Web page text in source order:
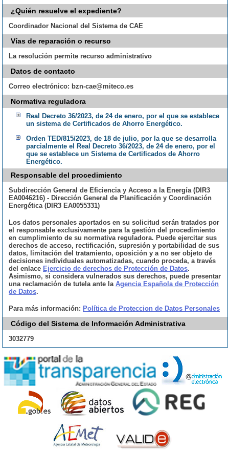
¿Quién resuelve el expediente?
Coordinador Nacional del Sistema de CAE
Vías de reparación o recurso
La resolución permite recurso administrativo
Datos de contacto
Correo electrónico: bzn-cae@miteco.es
Normativa reguladora
Real Decreto 36/2023, de 24 de enero, por el que se establece
un sistema de Certificados de Ahorro Energético.
Orden TED/815/2023, de 18 de julio, por la que se desarrolla
parcialmente el Real Decreto 36/2023, de 24 de enero, por el
que se establece un Sistema de Certificados de Ahorro
Energético.
Responsable del procedimiento
Subdirección General de Eficiencia y Acceso a la Energía (DIR3
EA0046216) - Dirección General de Planificación y Coordinación
Energética (DIR3 EA0055331)
Los datos personales aportados en su solicitud serán tratados por
el responsable exclusivamente para la gestión del procedimiento
en cumplimiento de su normativa reguladora. Puede ejercitar sus
derechos de acceso, rectificación, supresión y portabilidad de sus
datos, limitación del tratamiento, oposición y a no ser objeto de
decisiones individuales automatizadas, cuando proceda, a través
del enlace Ejercicio de derechos de Protección de Datos.
Asimismo, si considera vulnerados sus derechos, puede presentar
una reclamación de tutela ante la Agencia Española de Protección
de Datos.
Para más información: Política de Proteccion de Datos Personales
Código del Sistema de Información Administrativa
3032779